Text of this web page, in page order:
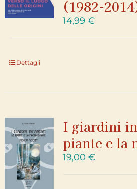
(1982-
14,99 €
Dettagli
I giardini
piante e la
19,00 €